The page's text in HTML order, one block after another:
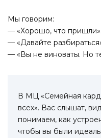
Мы говорим:
— «Хорошо, что пришли».
— «Давайте
— «Вы не виноваты. Но
В МЦ «Семейная
всех». Вас слышат,
понимаем, как
чтобы вы были